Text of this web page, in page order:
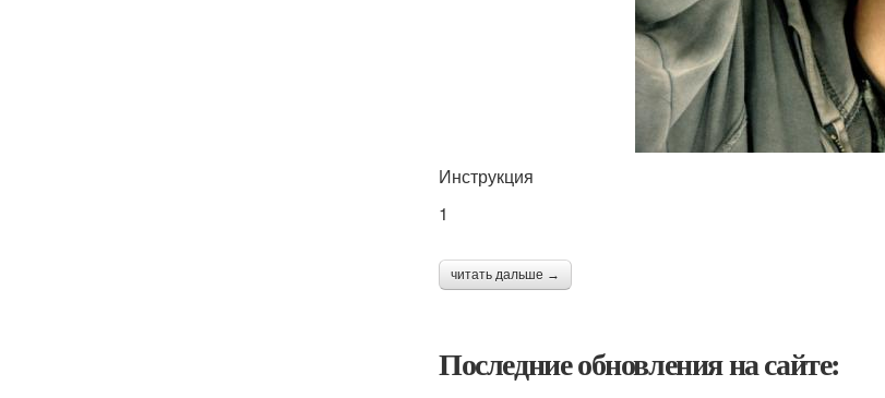
Инструкция
1
читать дальше →
Последние обновления на сайте: